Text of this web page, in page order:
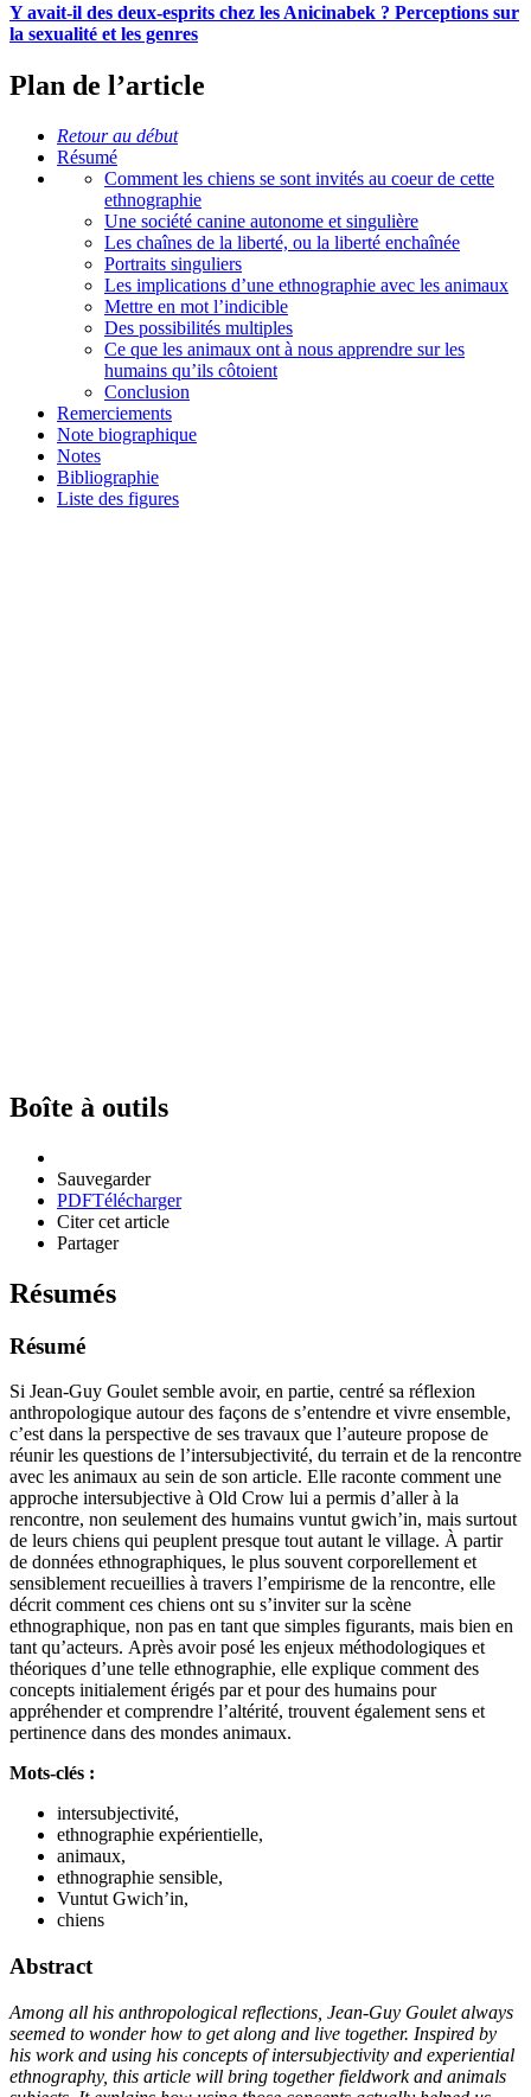
Y avait-il des deux-esprits chez les Anicinabek ? Perceptions sur
la sexualité et les genres
Plan de l’article
Retour au début
Résumé
Comment les chiens se sont invités au coeur de cette
ethnographie
Une société canine autonome et singulière
Les chaînes de la liberté, ou la liberté enchaînée
Portraits singuliers
Les implications d’une ethnographie avec les animaux
Mettre en mot l’indicible
Des possibilités multiples
Ce que les animaux ont à nous apprendre sur les
humains qu’ils côtoient
Conclusion
Remerciements
Note biographique
Notes
Bibliographie
Liste des figures
Boîte à outils
Sauvegarder
PDFTélécharger
Citer cet article
Partager
Résumés
Résumé
Si Jean-Guy Goulet semble avoir, en partie, centré sa réflexion
anthropologique autour des façons de s’entendre et vivre ensemble,
c’est dans la perspective de ses travaux que l’auteure propose de
réunir les questions de l’intersubjectivité, du terrain et de la rencontre
avec les animaux au sein de son article. Elle raconte comment une
approche intersubjective à Old Crow lui a permis d’aller à la
rencontre, non seulement des humains vuntut gwich’in, mais surtout
de leurs chiens qui peuplent presque tout autant le village. À partir
de données ethnographiques, le plus souvent corporellement et
sensiblement recueillies à travers l’empirisme de la rencontre, elle
décrit comment ces chiens ont su s’inviter sur la scène
ethnographique, non pas en tant que simples figurants, mais bien en
tant qu’acteurs. Après avoir posé les enjeux méthodologiques et
théoriques d’une telle ethnographie, elle explique comment des
concepts initialement érigés par et pour des humains pour
appréhender et comprendre l’altérité, trouvent également sens et
pertinence dans des mondes animaux.
Mots-clés :
intersubjectivité,
ethnographie expérientielle,
animaux,
ethnographie sensible,
Vuntut Gwich’in,
chiens
Abstract
Among all his anthropological reflections, Jean-Guy Goulet always
seemed to wonder how to get along and live together. Inspired by
his work and using his concepts of intersubjectivity and experiential
ethnography, this article will bring together fieldwork and animals